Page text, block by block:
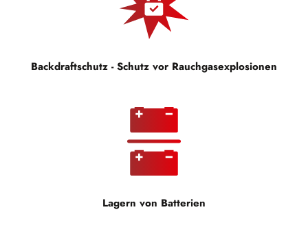
Backdraftschutz - Schutz vor Rauchgasexplosionen
Lagern von Batterien